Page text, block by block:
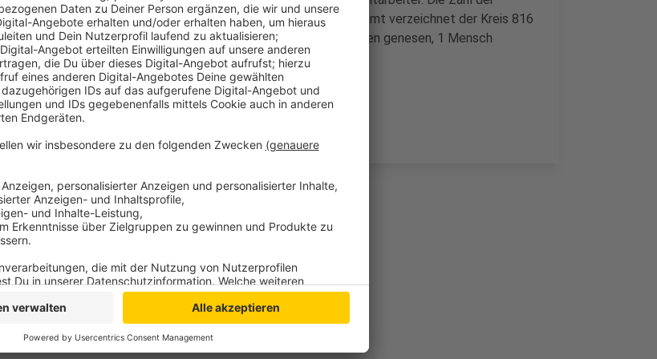
bestätigten aktiven Infektionsfälle liegt kreisweit bei 34. Insgesamt verzeichnet der Kreis 816
bestätigte Corona-Infektionen. Von allen Fällen sind 745 Menschen genesen, 1 Mensch
befindet sich im Krankenhaus und 37 sind gestorben.
Anzeige